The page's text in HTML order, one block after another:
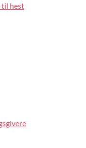
til hest